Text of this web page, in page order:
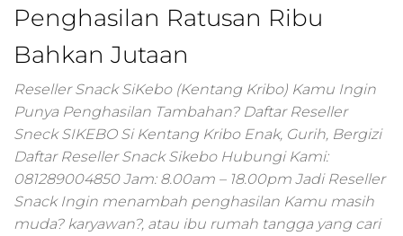
digital,marketing
digital social
pemasaran
smm,media
digital,jasa digital
marketing
terbaik,marketing
online offline,jasa
digital marketing
Penghasilan Ratusan Ribu
Bahkan Jutaan
Reseller Snack SiKebo (Kentang Kribo) Kamu Ingin
Punya Penghasilan Tambahan? Daftar Reseller
Sneck SIKEBO Si Kentang Kribo Enak, Gurih, Bergizi
Daftar Reseller Snack Sikebo Hubungi Kami:
081289004850 Jam: 8.00am – 18.00pm Jadi Reseller
Snack Ingin menambah penghasilan Kamu masih
muda? karyawan?, atau ibu rumah tangga yang cari